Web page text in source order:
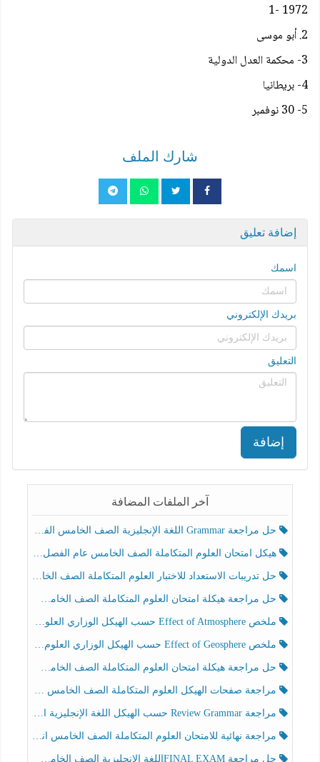
1972 -1
2. أبو موسى
3- محكمة العدل الدولية
4- بريطانيا
5- 30 نوفمبر
شارك الملف
إضافة تعليق
اسمك
بريدك الإلكتروني
التعليق
إضافة
آخر الملفات المضافة
حل مراجعة Grammar اللغة الإنجليزية الصف الخامس الفصل الثالث
هيكل امتحان العلوم المتكاملة الصف الخامس عام الفصل الدراسي الثالث 2025-2026
حل تدريبات الاستعداد للاختبار العلوم المتكاملة الصف الخامس عام الفصل الثالث
حل مراجعة هيكلة امتحان العلوم المتكاملة الصف الخامس انسبير الفصل الثالث
ملخص Effect of Atmosphere حسب الهيكل الوزاري العلوم المتكاملة الصف الخامس انسبير الفصل الثالث
ملخص Effect of Geosphere حسب الهيكل الوزاري العلوم المتكاملة الصف الخامس انسبير الفصل الثالث
حل مراجعة هيكلة امتحان العلوم المتكاملة الصف الخامس عام الفصل الثالث
مراجعة صفحات الهيكل العلوم المتكاملة الصف الخامس انسبير الفصل الثالث
مراجعة Review Grammar حسب الهيكل اللغة الإنجليزية الصف الخامس الفصل الثالث
مراجعة نهائية للامتحان العلوم المتكاملة الصف الخامس انسبير الفصل الثالث
حل مراجعة FINAL EXAMاللغة الإنجليزية الصف الخامس الفصل الثالث